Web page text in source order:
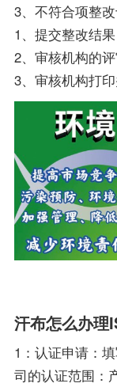
3、不符合项整
1、提交整改结
2、审核机构的
3、审核机构打
汗布怎么办理
1：认证申请：
司的认证范围：